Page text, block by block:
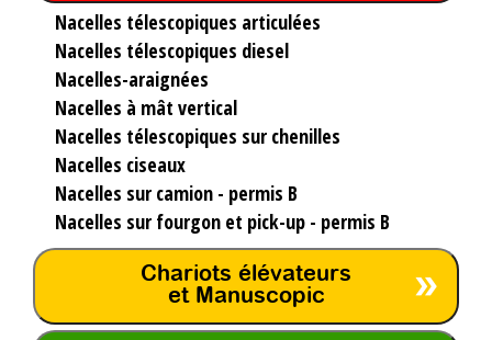
Nacelles télescopiques articulées
Nacelles télescopiques diesel
Nacelles-araignées
Nacelles à mât vertical
Nacelles télescopiques sur chenilles
Nacelles ciseaux
Nacelles sur camion - permis B
Nacelles sur fourgon et pick-up - permis B
Chariots élévateurs
et Manuscopic